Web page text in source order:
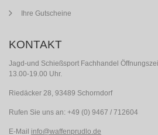
Ihre Gutscheine
KONTAKT
Jagd-und Schießsport Fachhandel
13.00-19.00 Uhr.
Riedäcker 28, 93489 Schorndorf
Rufen Sie uns an: +49 (0) 9467 / 712604
E-Mail info@waffenprudlo.de